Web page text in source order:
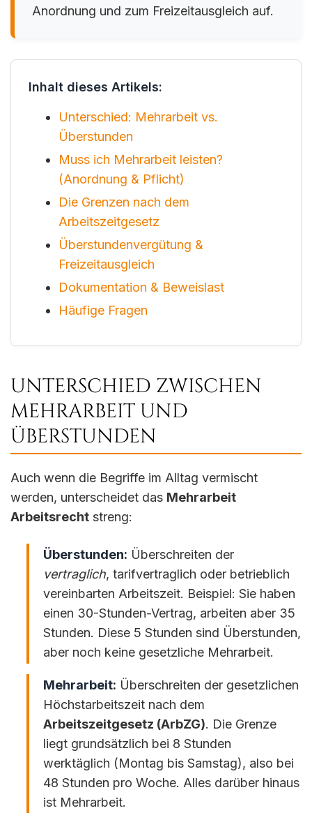
Anordnung und zum Freizeitausgleich auf.
Inhalt dieses Artikels:
Unterschied: Mehrarbeit vs.
Überstunden
Muss ich Mehrarbeit leisten?
(Anordnung & Pflicht)
Die Grenzen nach dem
Arbeitszeitgesetz
Überstundenvergütung &
Freizeitausgleich
Dokumentation & Beweislast
Häufige Fragen
UNTERSCHIED ZWISCHEN
MEHRARBEIT UND
ÜBERSTUNDEN
Auch wenn die Begriffe im Alltag vermischt
werden, unterscheidet das Mehrarbeit
Arbeitsrecht streng:
Überstunden: Überschreiten der
vertraglich, tarifvertraglich oder betrieblich
vereinbarten Arbeitszeit. Beispiel: Sie haben
einen 30-Stunden-Vertrag, arbeiten aber 35
Stunden. Diese 5 Stunden sind Überstunden,
aber noch keine gesetzliche Mehrarbeit.
Mehrarbeit: Überschreiten der gesetzlichen
Höchstarbeitszeit nach dem
Arbeitszeitgesetz (ArbZG). Die Grenze
liegt grundsätzlich bei 8 Stunden
werktäglich (Montag bis Samstag), also bei
48 Stunden pro Woche. Alles darüber hinaus
ist Mehrarbeit.